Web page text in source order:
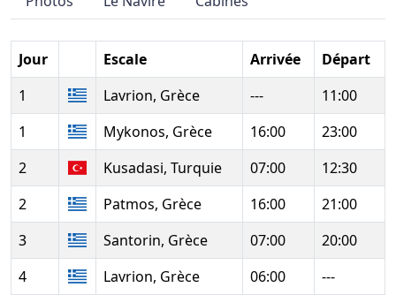
Jour Escale Arrivée
Départ
1
Lavrion, Grèce ---
11:00
1
Mykonos, Grèce 16:00
23:00
2
Kusadasi, Turquie 07:00
12:30
2
Patmos, Grèce 16:00
21:00
3
Santorin, Grèce 07:00
20:00
4
Lavrion, Grèce 06:00 ---